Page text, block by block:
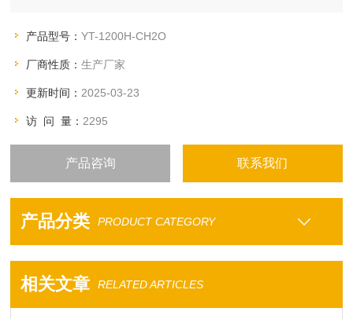
产品型号：YT-1200H-CH2O
厂商性质：生产厂家
更新时间： 2025-03-23
访 问 量： 2295
产品咨询 联系我们
产品分类 PRODUCT CATEGORY
相关文章 RELATED ARTICLES